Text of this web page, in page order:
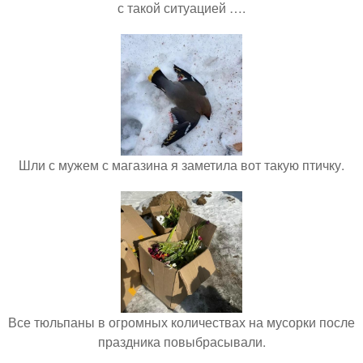
с такой ситуацией ….
Шли с мужем с магазина я заметила вот такую птичку.
Все тюльпаны в огромных количествах на мусорки после
праздника повыбрасывали.